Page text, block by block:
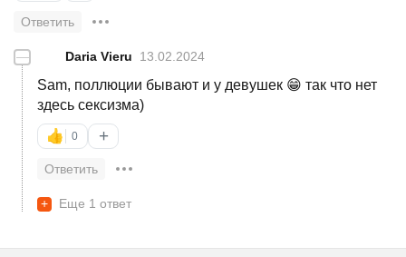
Ответить
— Daria Vieru 13.02.2024
Sam, поллюции бывают и у девушек 😁 так что нет
здесь сексизма)
👍 0 +
Ответить
+ Еще 1 ответ